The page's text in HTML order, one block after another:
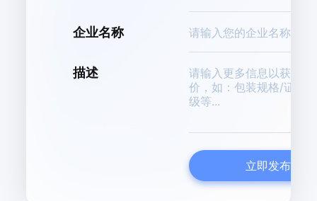
企业名称
描述
立即发布